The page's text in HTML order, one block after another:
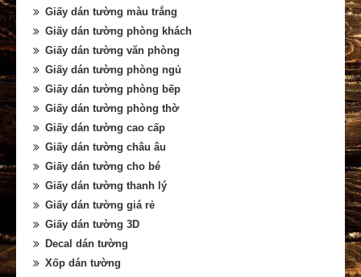
Giấy dán tường màu trắng
Giấy dán tường phòng khách
Giấy dán tường văn phòng
Giấy dán tường phòng ngủ
Giấy dán tường phòng bếp
Giấy dán tường phòng thờ
Giấy dán tường cao cấp
Giấy dán tường châu âu
Giấy dán tường cho bé
Giấy dán tường thanh lý
Giấy dán tường giá rẻ
Giấy dán tường 3D
Decal dán tường
Xốp dán tường